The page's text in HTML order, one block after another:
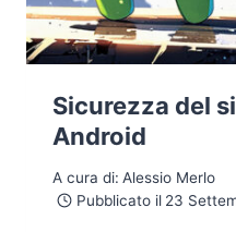
Sicurezza del
Android
A cura di: Alessio Merlo
Pubblicato il 23